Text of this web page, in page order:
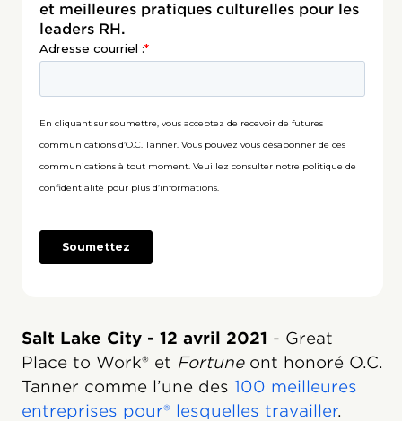
et meilleures pratiques culturelles pour les
leaders RH.
Salt Lake City - 12 avril 2021 - Great
Place to Work® et Fortuneont honoré O.C.
Tanner comme l’une des 100 meilleures
entreprises pour® lesquelles travailler.